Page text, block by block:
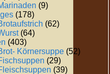
(9)
(178)
(62)
(64)
(403)
Körnersuppe (52)
(29)
(39)